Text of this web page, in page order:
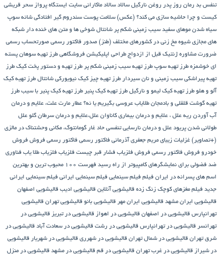
تنفس بد رمان روز پدر روغن نارگیل سالاد سالاد ماکارانی سایت ایستگاه پرواز سحر قریشی
کیست و چرا حاشیه سازی می کند؟ (عکس) سلامت پوست سندروم گیر افتادگی شانه سوپ
سیاه شدن موهای سفید سیب زمینی شکم پر شانتال شوخی ها و متن های خنده دار شبکه
های مجازی شیوه مخ زنی در کشورهای مختلف (طنز) صدور فاکتور رسمی صورتحساب رسمی
ضرورت مشاوره ژنتیک قبل از ازدواج طراحی اپلیکیشن فروشگاهی طرز تهیه سوهان پسته
ای خوشمزه طرز تهیه سوپ طرز تهیه سیب زمینی شکم پر طرز تهیه و دستور پخت کیک طرز
تهیه پیراشكی سيب زمينی و نان سیردار طرز تهیه چیز کیک نیویورکی شانتال طرز تهیه کیک
آلو و هلو طرز تهیه کیک لیمو و نارگیل طرز تهیه کیک پنیر طرز تهیه کیک پنیر با سیب طرز
تهیه گوشت قلقلی و بادمجان طلایاب عروسی بگیریم یا نه؟ عطار مارت علت، علایم و درمان
آب آوردن ریه علل ، علایم و درمان بیماری کاناوان علل،علایم و درمان سرطان گلو علل
طولانی شدن پریود علل و درمان نارسایی تنفسی حاد غار گومانتوگ، مکانی وحشتناک در مالزی
(+تصاویر) غزلیات زیبای مریم جعفری آذرمانی فاکتور رسمی فاکتور رسمی فروش فروش
خودرو فروش فاکتور رسمی فروش فلزیاب فشار قبر چیست فلزیاب فلزیاب طلا یاب فناوری
ضد فضولی برای نمایشگرهای کامپیوتر از راه رسید
فهرست ۱۰۰ محبوب ترین و بهترین
اسم های پسرانه در ایران فیلم فیلم سینمایی فیلم سینمایی ایرانی فیلم سینمایی ایرانی
جدید فیلم مغزهای کوچک زنگ زده قالیشویی آنلاین قالیشویی ادیب قالیشویی اصفهان
قالیشویی ایران مشهد قالیشویی ایران مهر قالیشویی بانو قالیشویی تهران قالیشویی
تهرانپارس قالیشویی در اصفهان قالیشویی در اهواز قالیشویی در تبریز قالیشویی در
تهرانسر قالیشویی در تهرانپارس قالیشویی در رشت قالیشویی در سعادت آباد قالیشویی در
شرق تهران قالیشویی در شمال تهران قالیشویی در شهرری قالیشویی در شهریار قالیشویی
در شیراز قالیشویی در غرب تهران قالیشویی در قم قالیشویی در مشهد قالیشویی در منزل